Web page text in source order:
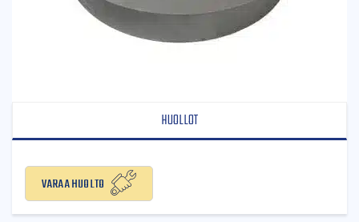
HUOLLOT
Varaa huolto